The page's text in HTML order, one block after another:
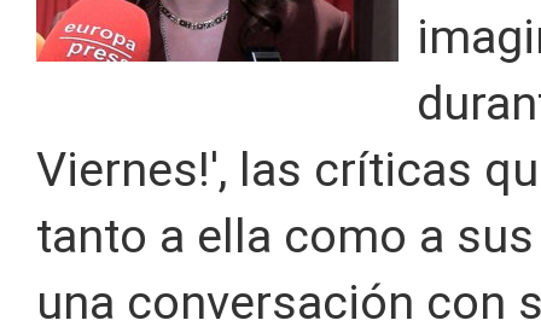
Viernes!', las críticas
tanto a ella como a
una conversación con